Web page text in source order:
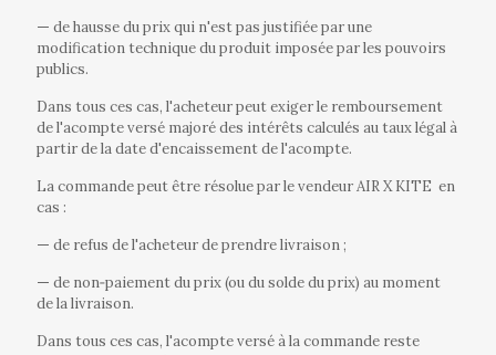
— de hausse du prix qui n'est pas justifiée par une
modification technique du produit imposée par les pouvoirs
publics.
Dans tous ces cas, l'acheteur peut exiger le remboursement
de l'acompte versé majoré des intérêts calculés au taux légal à
partir de la date d'encaissement de l'acompte.
La commande peut être résolue par le vendeur AIR X KITE en
cas :
— de refus de l'acheteur de prendre livraison ;
— de non‐paiement du prix (ou du solde du prix) au moment
de la livraison.
Dans tous ces cas, l'acompte versé à la commande reste